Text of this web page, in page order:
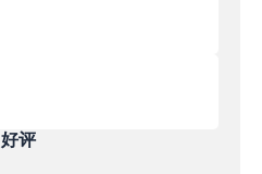
好评